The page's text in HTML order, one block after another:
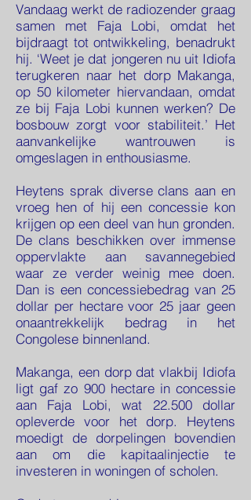
Vandaag werkt de radiozender graag
samen met Faja Lobi, omdat het
bijdraagt tot ontwikkeling, benadrukt
hij. ‘Weet je dat jongeren nu uit Idiofa
terugkeren naar het dorp Makanga,
op 50 kilometer hiervandaan, omdat
ze bij Faja Lobi kunnen werken? De
bosbouw zorgt voor stabiliteit.’ Het
aanvankelijke wantrouwen is
omgeslagen in enthousiasme.
Heytens sprak diverse clans aan en
vroeg hen of hij een concessie kon
krijgen op een deel van hun gronden.
De clans beschikken over immense
oppervlakte aan savannegebied
waar ze verder weinig mee doen.
Dan is een concessiebedrag van 25
dollar per hectare voor 25 jaar geen
onaantrekkelijk bedrag in het
Congolese binnenland.
Makanga, een dorp dat vlakbij Idiofa
ligt gaf zo 900 hectare in concessie
aan Faja Lobi, wat 22.500 dollar
opleverde voor het dorp. Heytens
moedigt de dorpelingen bovendien
aan om die kapitaalinjectie te
investeren in woningen of scholen.